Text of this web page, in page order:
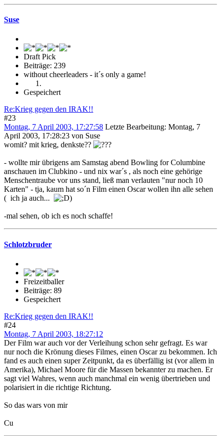
Suse
Draft Pick
Beiträge: 239
without cheerleaders - it´s only a game!
Gespeichert
Re:Krieg gegen den IRAK!!
#23
Montag, 7 April 2003, 17:27:58 Letzte Bearbeitung: Montag, 7
April 2003, 17:28:23 von Suse
womit? mit krieg, denkste??
- wollte mir übrigens am Samstag abend Bowling for Columbine
anschauen im Clubkino - und nix war´s , als noch eine gehörige
Menschentraube vor uns stand, ließ man verlauten "nur noch 10
Karten" - tja, kaum hat so´n Film einen Oscar wollen ihn alle sehen
( ich ja auch...
)
-mal sehen, ob ich es noch schaffe!
Schlotzbruder
Freizeitballer
Beiträge: 89
Gespeichert
Re:Krieg gegen den IRAK!!
#24
Montag, 7 April 2003, 18:27:12
Der Film war auch vor der Verleihung schon sehr gefragt. Es war
nur noch die Krönung dieses Filmes, einen Oscar zu bekommen. Ich
fand es auch einen super Zeitpunkt, da es überfällig ist (vor allem in
Amerika), Michael Moore für die Massen bekannter zu machen. Er
sagt viel Wahres, wenn auch manchmal ein wenig übertrieben und
polarisiert in die richtige Richtung.
So das wars von mir
Cu